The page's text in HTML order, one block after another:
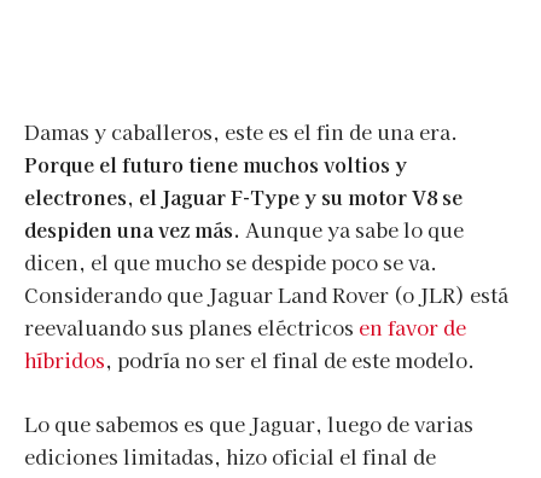
Damas y caballeros, este es el fin de una era.
Porque el futuro tiene muchos voltios y
electrones, el Jaguar F-Type y su motor V8 se
despiden una vez más. Aunque ya sabe lo que
dicen, el que mucho se despide poco se va.
Considerando que Jaguar Land Rover (o JLR) está
reevaluando sus planes eléctricos en favor de
híbridos, podría no ser el final de este modelo.
Lo que sabemos es que Jaguar, luego de varias
ediciones limitadas, hizo oficial el final de